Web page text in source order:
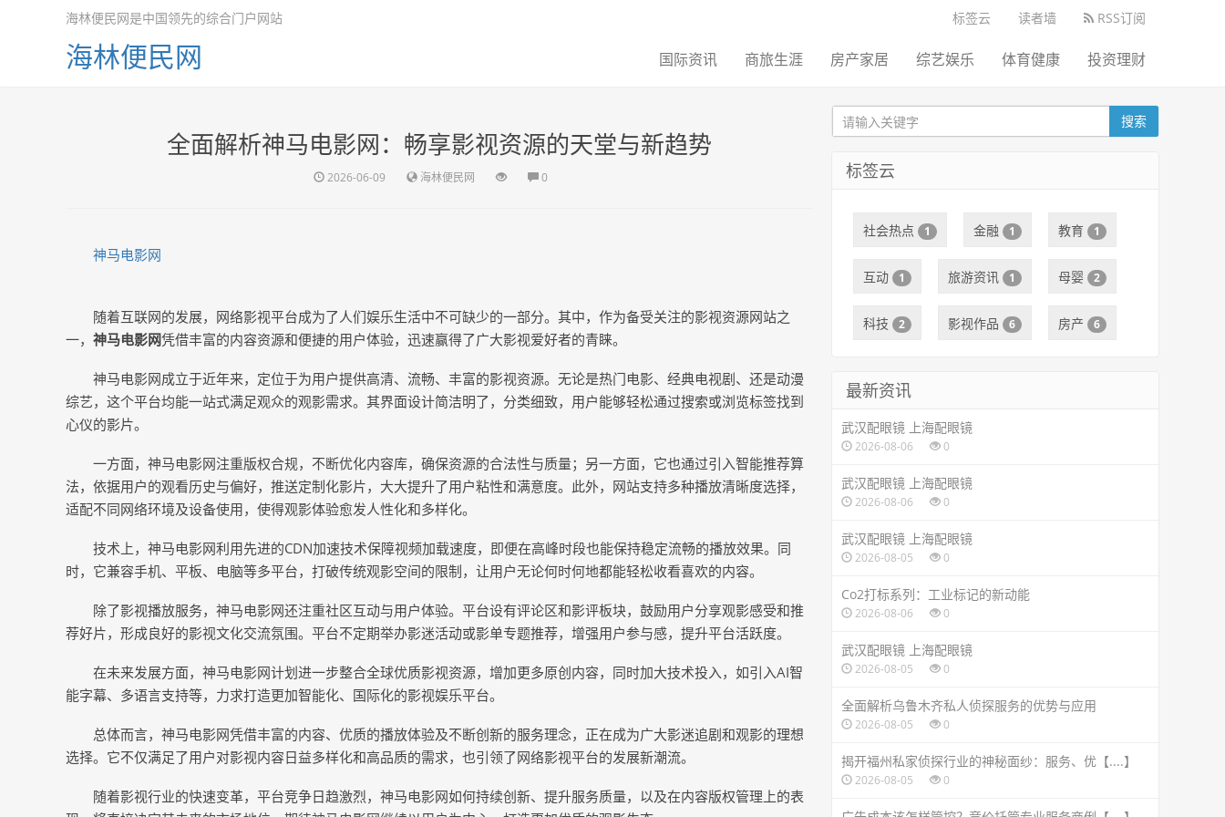
标签云 读者墙 RSS订阅
海林便民网是中国领先的综合门户网站
海林便民网 国际资讯 商旅生涯 房产家居 综艺娱乐 体育健康 投资理财
全面解析神马电影网：畅享影视资源的天堂与新趋势
2026-06-09 海林便民网 0
神马电影网
随着互联网的发展，网络影视平台成为了人们娱乐生活中不可缺少的一部分。其中，作为备受关注的影视资源网站之
一， 神马电影网凭借丰富的内容资源和便捷的用户体验，迅速赢得了广大影视爱好者的青睐。
神马电影网成立于近年来，定位于为用户提供高清、流畅、丰富的影视资源。无论是热门电影、经典电视剧、还是动漫
综艺，这个平台均能一站式满足观众的观影需求。其界面设计简洁明了，分类细致，用户能够轻松通过搜索或浏览标签找到
心仪的影片。
一方面，神马电影网注重版权合规，不断优化内容库，确保资源的合法性与质量；另一方面，它也通过引入智能推荐算
法，依据用户的观看历史与偏好，推送定制化影片，大大提升了用户粘性和满意度。此外，网站支持多种播放清晰度选择，
适配不同网络环境及设备使用，使得观影体验愈发人性化和多样化。
技术上，神马电影网利用先进的CDN加速技术保障视频加载速度，即便在高峰时段也能保持稳定流畅的播放效果。同
时，它兼容手机、平板、电脑等多平台，打破传统观影空间的限制，让用户无论何时何地都能轻松收看喜欢的内容。
除了影视播放服务，神马电影网还注重社区互动与用户体验。平台设有评论区和影评板块，鼓励用户分享观影感受和推
荐好片，形成良好的影视文化交流氛围。平台不定期举办影迷活动或影单专题推荐，增强用户参与感，提升平台活跃度。
在未来发展方面，神马电影网计划进一步整合全球优质影视资源，增加更多原创内容，同时加大技术投入，如引入AI智
能字幕、多语言支持等，力求打造更加智能化、国际化的影视娱乐平台。
总体而言，神马电影网凭借丰富的内容、优质的播放体验及不断创新的服务理念，正在成为广大影迷追剧和观影的理想
选择。它不仅满足了用户对影视内容日益多样化和高品质的需求，也引领了网络影视平台的发展新潮流。
随着影视行业的快速变革，平台竞争日趋激烈，神马电影网如何持续创新、提升服务质量，以及在内容版权管理上的表
搜索
标签云
社会热点 1 金融 1 教育 1
互动 1 旅游资讯 1 母婴 2
科技 2 影视作品 6 房产 6
最新资讯
武汉配眼镜 上海配眼镜
2026-08-06 0
武汉配眼镜 上海配眼镜
2026-08-06 0
武汉配眼镜 上海配眼镜
2026-08-05 0
Co2打标系列：工业标记的新动能
2026-08-06 0
武汉配眼镜 上海配眼镜
2026-08-05 0
全面解析乌鲁木齐私人侦探服务的优势与应用
2026-08-05 0
揭开福州私家侦探行业的神秘面纱：服务、优【....】
2026-08-05 0